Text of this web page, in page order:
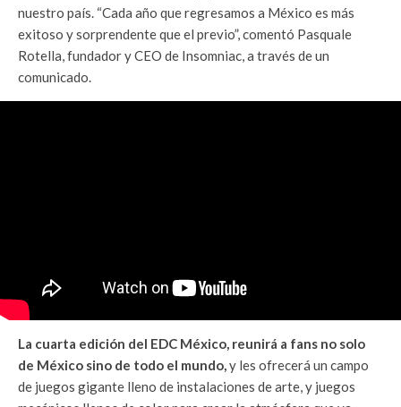
nuestro país. “Cada año que regresamos a México es más
exitoso y sorprendente que el previo”, comentó Pasquale
Rotella, fundador y CEO de Insomniac, a través de un
comunicado.
La cuarta edición del EDC México, reunirá a fans no solo
de México sino de todo el mundo,y les ofrecerá un campo
de juegos gigante lleno de instalaciones de arte, y juegos